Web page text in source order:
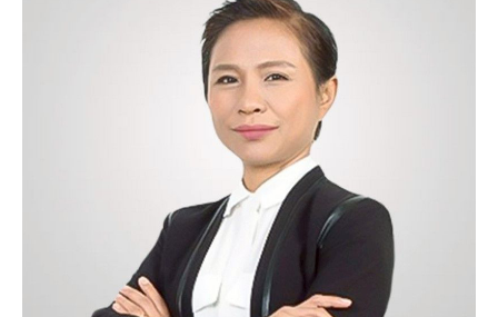
คณะกรรมการบริหารสถาบัน
คณะผู้บริหาร
เจ้าหน้าที่
วิถีเรา
สโลแกน
รายงานประจำปี | รายงานงบการเงิน
มลพิษอุตสาหกรรม
ชุมชนและเมืองน่าอยู่
ขยะชุมชน-ขยะอาหาร
ขยะพลาสติก
ฝุ่น PM2.5
การผลิตและการบริโภคยั่งยืน
ฉลากเขียว
ฉลากสิ่งแวดล้อม
บริการที่เป็นมิตรกับสิ่งแวดล้อม
ที่ปรึกษาคาร์บอนฟุตพริ้นท์
จัดซื้อจัดจ้างที่เป็นมิตรกับสิ่งแวดล้อม
ทรัพยากรธรรมชาติ
ทรัพยากรทางบก
ทรัพยากรทางทะเลและชายฝั่ง
ความหลากหลายทางชีวภาพ
การเปลี่ยนแปลงสภาพภูมิอากาศ
การลดก๊าซเรือนกระจก
การปรับตัว
การพัฒนาบุคลากรด้านสิ่งแวดล้อม
งานฝึกอบรม
สิ่งแวดล้อมศึกษา
นโยบาย แผน เครือข่ายสิ่งแวดล้อม
นโยบายและแผนสิ่งแวดล้อม
อินโฟกราฟิก | โปสเตอร์
คลิปวิดีโอ
เอกสารเผยแพร่
สิ่งพิมพ์จำหน่าย
กิจกรรมของเรา
ข่าวสิ่งแวดล้อม
ร่วมงานกับเรา
งาน
ฝึกงาน
ติดต่อเรา